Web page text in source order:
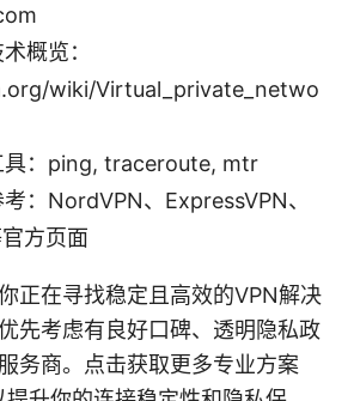
概览：
wiki/Virtual_private_netwo
具：ping, traceroute, mtr
：NordVPN、ExpressVPN、
方页面
正在寻找稳定且高效的VPN解决
先考虑有良好口碑、透明隐私政
务商。点击获取更多专业方案